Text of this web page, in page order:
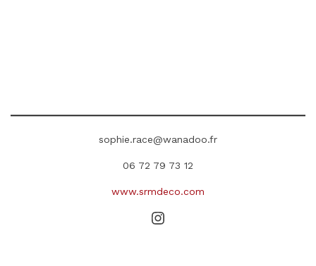
sophie.race@wanadoo.fr
06 72 79 73 12
www.srmdeco.com
Instagram